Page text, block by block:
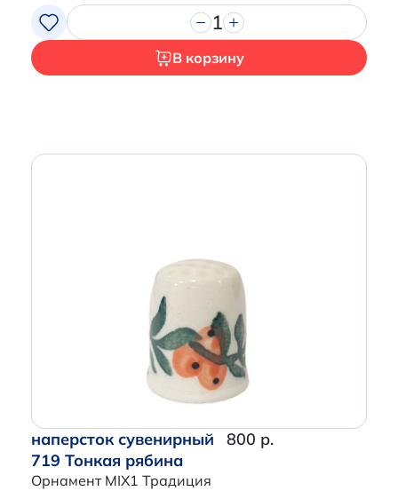
1
В корзину
наперсток сувенирный
719 Тонкая рябина
Орнамент MIX1 Традиция
800 р.